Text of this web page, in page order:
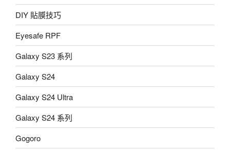
DIY 貼膜技巧
Eyesafe RPF
Galaxy S23 系列
Galaxy S24
Galaxy S24 Ultra
Galaxy S24 系列
Gogoro